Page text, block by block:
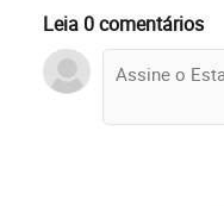
Leia 0 comentários